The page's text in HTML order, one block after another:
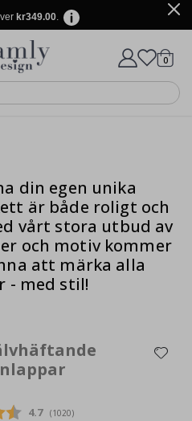
kr349.00.
på 1029 betyg 0
Till kassan
Fotokollage - 9 Foton
Kr
din egen unika
är både roligt och
vårt stora utbud av
och motiv kommer
att märka alla
- med stil!
Snittbetyg:
4.7 (röster:
1020)